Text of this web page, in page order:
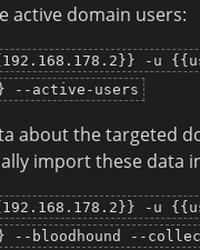
active domain users:
-u
--active-users
about the targeted
import these data
-u
--bloodhound --